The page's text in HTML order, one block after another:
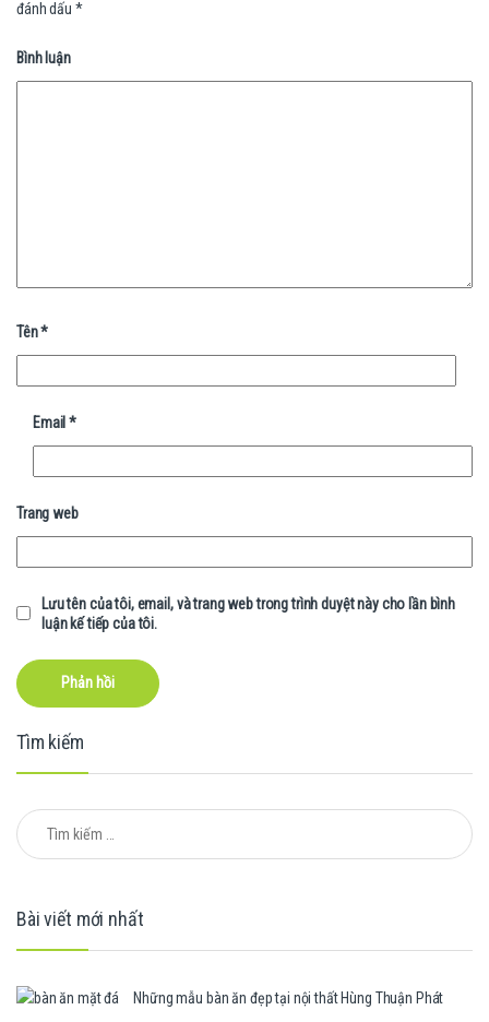
đánh dấu *
Bình luận
Tên*
Email*
Trang web
Lưu tên của tôi, email, và trang web trong trình duyệt này cho lần bình
luận kế tiếp của tôi.
Tìm kiếm
Tìm kiếm cho:
Bài viết mới nhất
Những mẫu bàn ăn đẹp tại nội thất Hùng Thuận Phát